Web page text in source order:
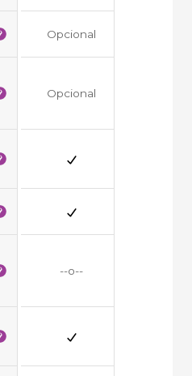
Opcional
Opcional
--o--